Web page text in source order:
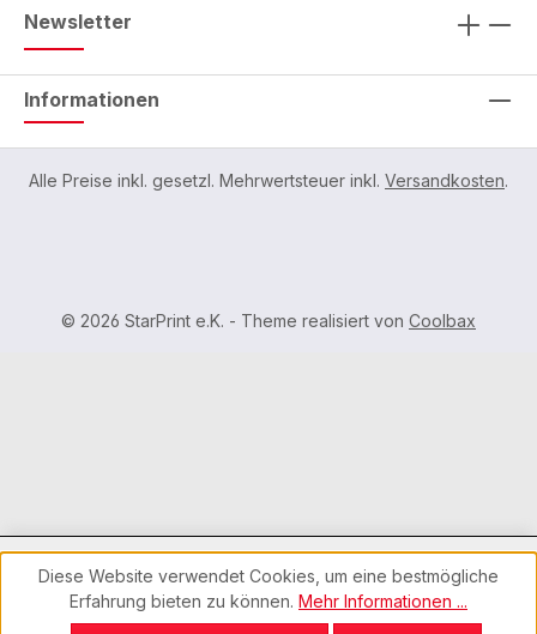
Ihr Preis:
23,80 € * [20,00 € NETTO
Newsletter
Informationen
Alle Preise inkl. gesetzl. Mehrwertsteuer inkl. Versandkosten.
© 2026 StarPrint e.K. - Theme realisiert von Coolbax
Diese Website verwendet Cookies, um eine bestmögliche
Erfahrung bieten zu können. Mehr Informationen ...